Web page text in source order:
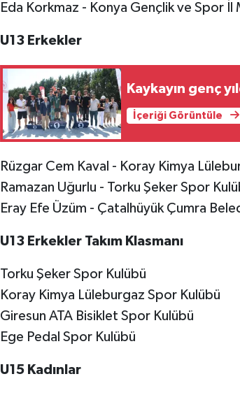
Eda Korkmaz - Konya Gençlik ve Spor
U13 Erkekler
Kaykayın genç
İçeriği Görüntüle
Rüzgar Cem Kaval - Koray Kimya
Ramazan Uğurlu - Torku Şeker Spor
Eray Efe Üzüm - Çatalhüyük Çumra
U13 Erkekler Takım Klasmanı
Torku Şeker Spor Kulübü
Koray Kimya Lüleburgaz Spor Kulübü
Giresun ATA Bisiklet Spor Kulübü
Ege Pedal Spor Kulübü
U15 Kadınlar